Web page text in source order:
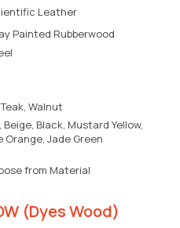
Leather
Painted Rubberwood
Walnut
Beige, Black, Mustard Yellow,
Orange, Jade Green
from Material
(Dyes Wood)